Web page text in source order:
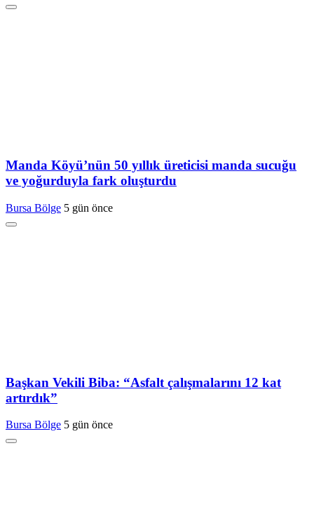
Manda Köyü’nün 50 yıllık üreticisi manda sucuğu
ve yoğurduyla fark oluşturdu
Bursa Bölge 5 gün önce
Başkan Vekili Biba: “Asfalt çalışmalarını 12 kat
artırdık”
Bursa Bölge 5 gün önce